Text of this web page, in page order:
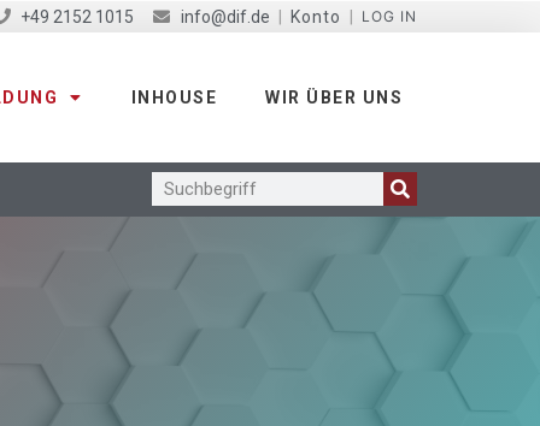
+49 2152 1015 info@dif.de Konto LOG IN
INHOUSE WIR ÜBER UNS